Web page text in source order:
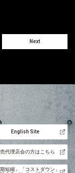
Next
English Site
代理店会の方はこちら
期短縮」「コストダウン」